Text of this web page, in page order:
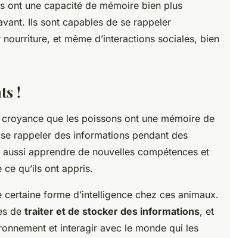
ont une capacité de mémoire bien plus
Ils sont capables de se rappeler
et même d’interactions sociales, bien
!
que les poissons ont une mémoire de
rappeler des informations pendant des
apprendre de nouvelles compétences et
qu’ils ont appris.
forme d’intelligence chez ces animaux.
de traiter et de stocker des informations, et
et interagir avec le monde qui les